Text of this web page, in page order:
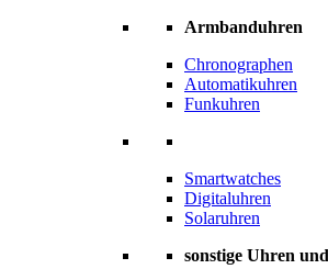
Armbanduhren
Chronographen
Automatikuhren
Funkuhren
Smartwatches
Digitaluhren
Solaruhren
sonstige Uhren